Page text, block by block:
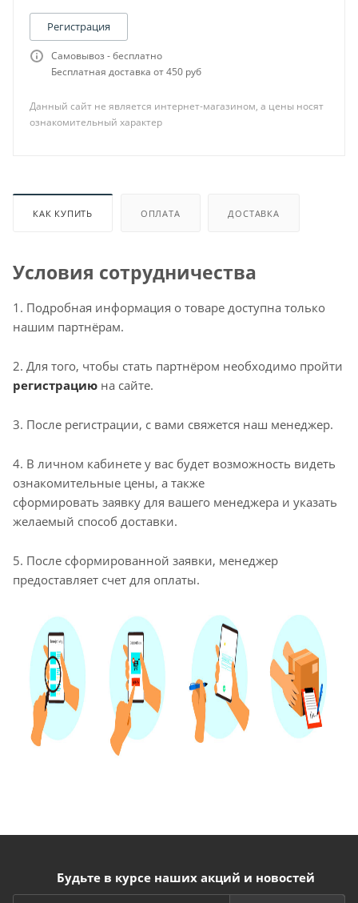
Регистрация
Самовывоз - бесплатно
Бесплатная доставка от 450 руб
Данный сайт не является интернет-магазином, а цены носят
ознакомительный характер
КАК КУПИТЬ ОПЛАТА ДОСТАВКА
Условия сотрудничества
1. Подробная информация о товаре доступна только
нашим партнёрам.
2. Для того, чтобы стать партнёром необходимо пройти
регистрацию на сайте.
3. После регистрации, с вами свяжется наш менеджер.
4. В личном кабинете у вас будет возможность видеть
ознакомительные цены, а также
сформировать заявку для вашего менеджера и указать
желаемый способ доставки.
5. После сформированной заявки, менеджер
предоставляет счет для оплаты.
Будьте в курсе наших акций и новостей